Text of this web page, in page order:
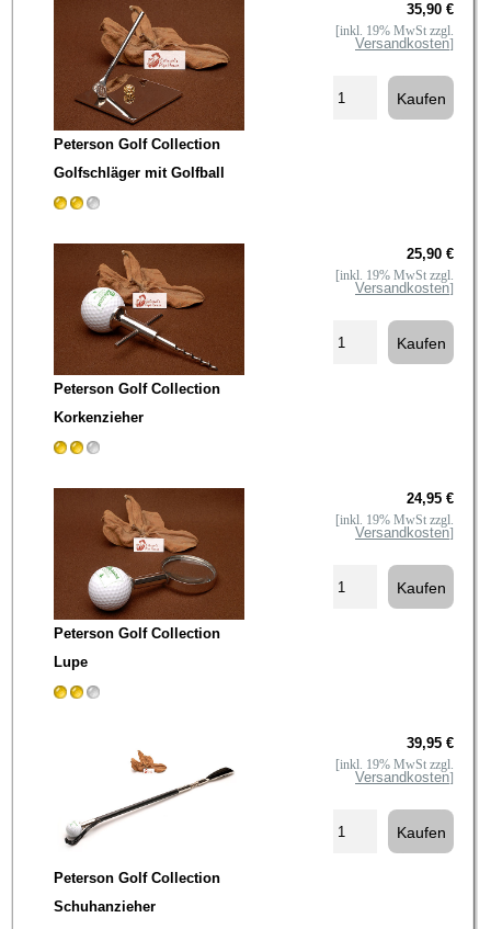
Peterson Golf Collection
Golfschläger mit Golfball
35,90 €
[inkl. 19% MwSt zzgl.
Versandkosten]
Peterson Golf Collection
Korkenzieher
25,90 €
[inkl. 19% MwSt zzgl.
Versandkosten]
Peterson Golf Collection
Lupe
24,95 €
[inkl. 19% MwSt zzgl.
Versandkosten]
Peterson Golf Collection
Schuhanzieher
39,95 €
[inkl. 19% MwSt zzgl.
Versandkosten]